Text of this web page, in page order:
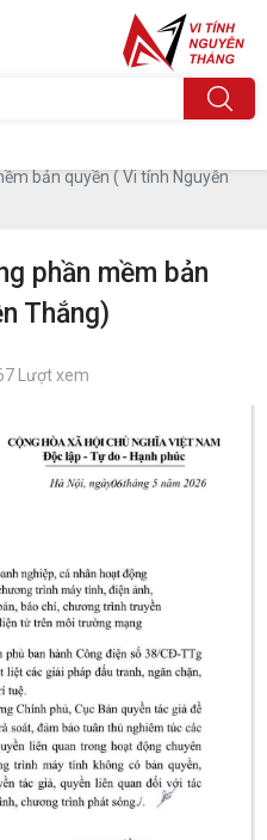
bản quyền ( Vi tính Nguyễn
phần mềm bản
Thắng)
Lượt xem